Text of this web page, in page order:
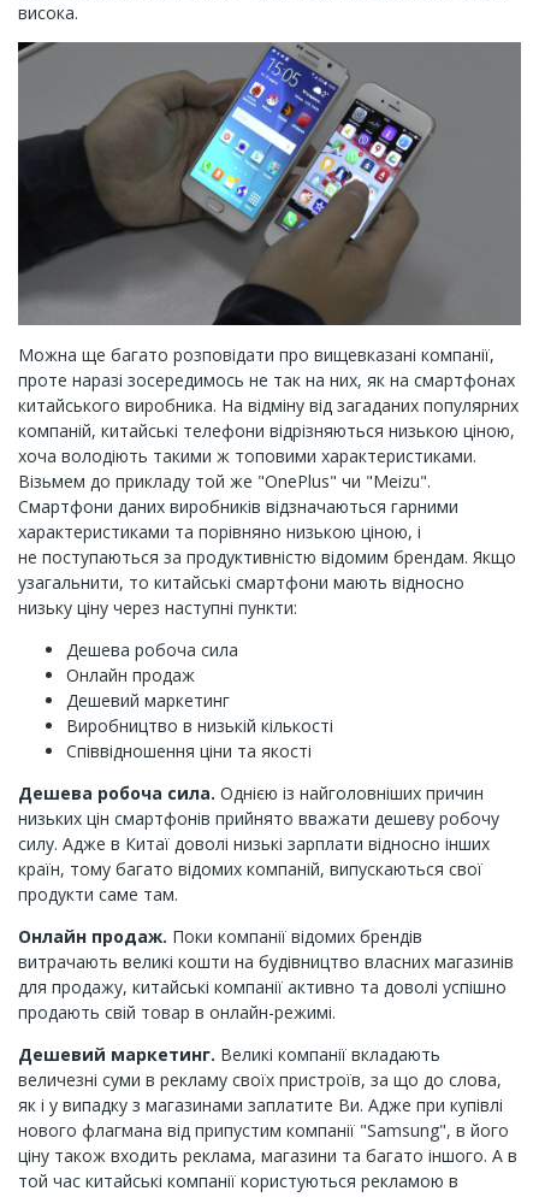
висока.
Можна ще багато розповідати про вищевказані компанії,
проте наразі зосередимось не так на них, як на смартфонах
китайського виробника. На відміну від загаданих популярних
компаній, китайські телефони відрізняються низькою ціною,
хоча володіють такими ж топовими характеристиками.
Візьмем до прикладу той же "OnePlus" чи "Meizu".
Смартфони даних виробників відзначаються гарними
характеристиками та порівняно низькою ціною, і
не поступаються за продуктивністю відомим брендам. Якщо
узагальнити, то китайські смартфони мають відносно
низьку ціну через наступні пункти:
Дешева робоча сила
Онлайн продаж
Дешевий маркетинг
Виробництво в низькій кількості
Співвідношення ціни та якості
Дешева робоча сила. Однією із найголовніших причин
низьких цін смартфонів прийнято вважати дешеву робочу
силу. Адже в Китаї доволі низькі зарплати відносно інших
країн, тому багато відомих компаній, випускаються свої
продукти саме там.
Онлайн продаж. Поки компанії відомих брендів
витрачають великі кошти на будівництво власних магазинів
для продажу, китайські компанії активно та доволі успішно
продають свій товар в онлайн-режимі.
Дешевий маркетинг. Великі компанії вкладають
величезні суми в рекламу своїх пристроїв, за що до слова,
як і у випадку з магазинами заплатите Ви. Адже при купівлі
нового флагмана від припустим компанії "Samsung", в його
ціну також входить реклама, магазини та багато іншого. А в
той час китайські компанії користуються рекламою в